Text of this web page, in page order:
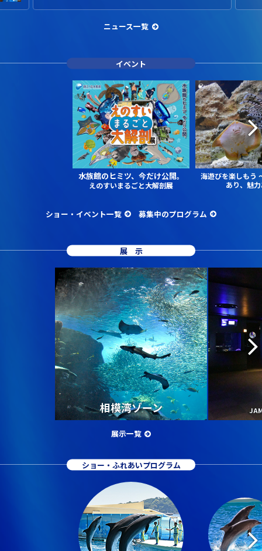
ニュース一覧
イベント
水族館のヒミツ、今だけ公開。
えのすいまるごと大解剖展
海遊びを楽しもう
あり、魅
ショー・イベント一覧 募集中のプログラム
展示
相模湾ゾーン
展示一覧
ショー・ふれあいプログラム